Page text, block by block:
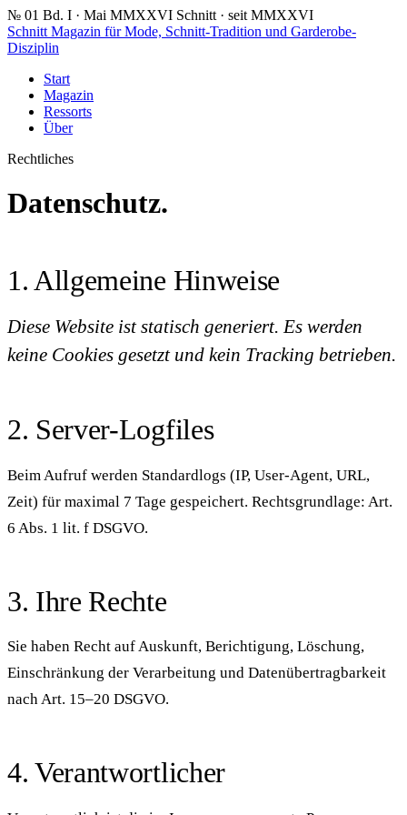
№ 01 Bd. I · Mai MMXXVI Schnitt · seit MMXXVI
Schnitt Magazin für Mode, Schnitt-Tradition und Garderobe-
Disziplin
Start
Magazin
Ressorts
Über
Rechtliches
Datenschutz.
1. Allgemeine Hinweise
Diese Website ist statisch generiert. Es werden
keine Cookies gesetzt und kein Tracking betrieben.
2. Server-Logfiles
Beim Aufruf werden Standardlogs (IP, User-Agent, URL,
Zeit) für maximal 7 Tage gespeichert. Rechtsgrundlage: Art.
6 Abs. 1 lit. f DSGVO.
3. Ihre Rechte
Sie haben Recht auf Auskunft, Berichtigung, Löschung,
Einschränkung der Verarbeitung und Datenübertragbarkeit
nach Art. 15–20 DSGVO.
4. Verantwortlicher